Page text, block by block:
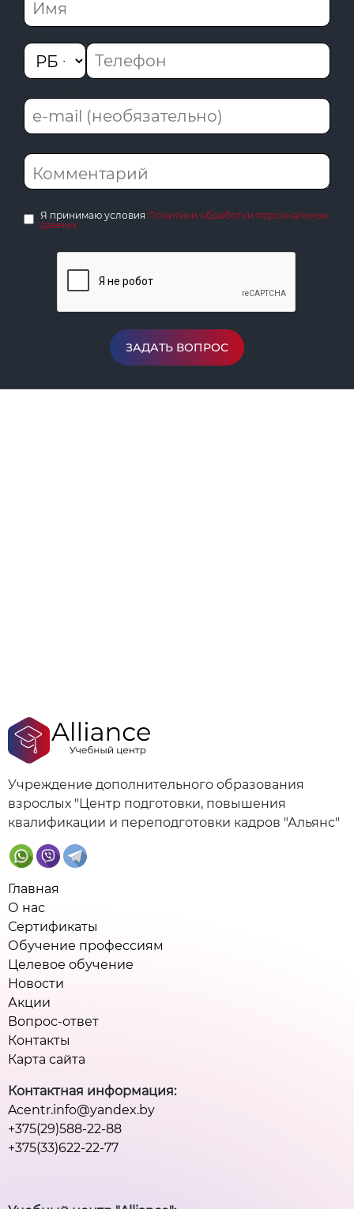
Я принимаю условия Политики обработки персональных
данных
ЗАДАТЬ ВОПРОС
Учреждение дополнительного образования
взрослых "Центр подготовки, повышения
квалификации и переподготовки кадров "Альянс"
Главная
О нас
Сертификаты
Обучение профессиям
Целевое обучение
Новости
Акции
Вопрос-ответ
Контакты
Карта сайта
Контактная информация:
Acentr.info@yandex.by
+375(29)588-22-88
+375(33)622-22-77